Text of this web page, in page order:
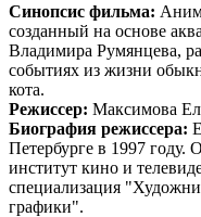
Синопсис фильма:
созданный на основе
Владимира Румянцева,
событиях из жизни
кота.
Режиссер: Максимова
Биография режиссера:
Петербурге в 1997 году.
институт кино и
специализация
графики".